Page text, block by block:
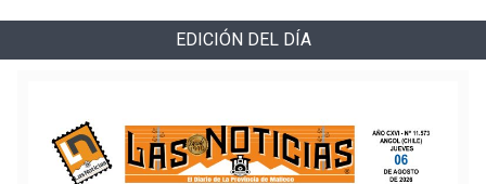
EDICIÓN DEL DÍA